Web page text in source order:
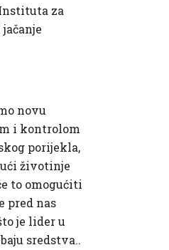
za
novu
i kontrolom
porijekla,
životinje
to omogućiti
pred nas
je lider u
sredstva..